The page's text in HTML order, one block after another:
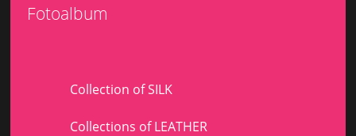
Fotoalbum
Collection of SILK
Collections of LEATHER